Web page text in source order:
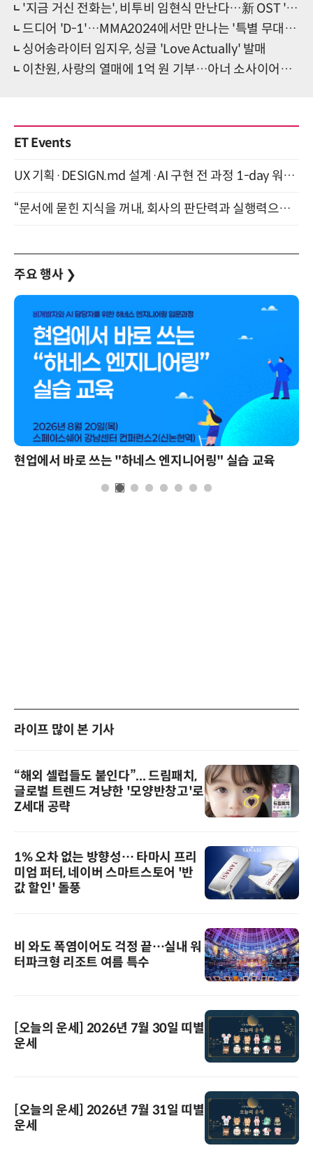
'지금 거신 전화는', 비투비 임현식 만난다…新 OST 'See The Light' 발매
드디어 'D-1'…MMA2024에서만 만나는 '특별 무대'는?!
싱어송라이터 임지우, 싱글 'Love Actually' 발매
이찬원, 사랑의 열매에 1억 원 기부…아너 소사이어티 가입
ET Events
UX 기획·DESIGN.md 설계·AI 구현 전 과정 1-day 워크숍 with Claude Code·Codex 9월 15일 개최
“문서에 묻힌 지식을 꺼내, 회사의 판단력과 실행력으로 바꾸다” (8/20)
주요 행사 ❯
현업에서 바로 쓰는 "하네스 엔지니어링" 실습 교육
라이프 많이 본 기사
“해외 셀럽들도 붙인다”... 드림패치,
글로벌 트렌드 겨냥한 '모양반창고'로
Z세대 공략
1% 오차 없는 방향성… 타마시 프리
미엄 퍼터, 네이버 스마트스토어 '반
값 할인' 돌풍
비 와도 폭염이어도 걱정 끝…실내 워
터파크형 리조트 여름 특수
[오늘의 운세] 2026년 7월 30일 띠별
운세
[오늘의 운세] 2026년 7월 31일 띠별
운세